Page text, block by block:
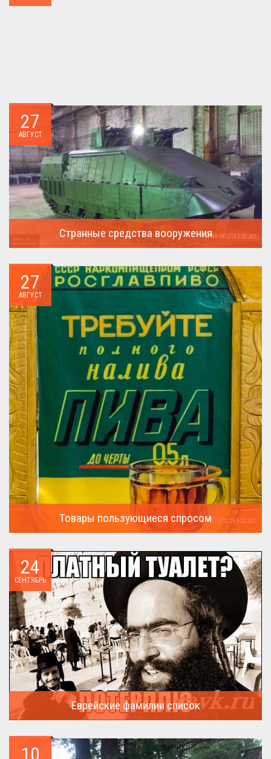
27
АВГУСТ
Странные средства вооружения
27
АВГУСТ
Товары пользующиеся спросом
24
СЕНТЯБРЬ
Еврейские фамилии список
10